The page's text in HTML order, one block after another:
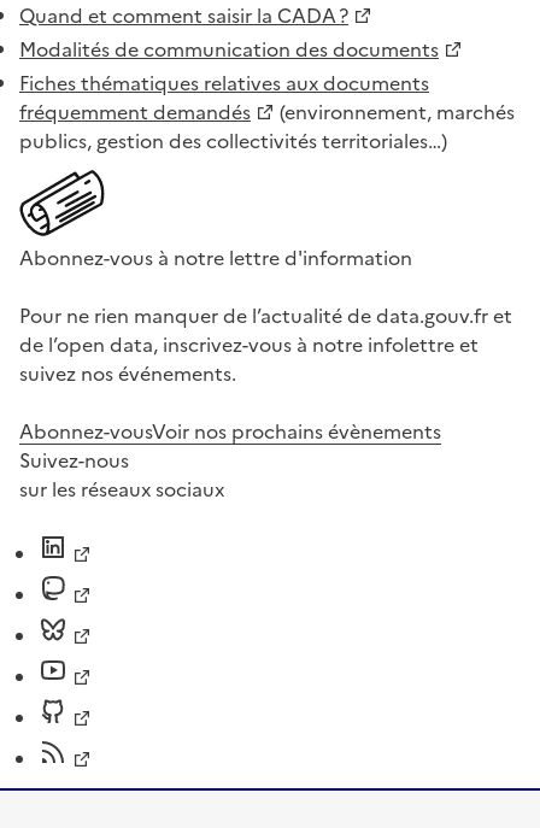
Quand et comment saisir la CADA ?
Modalités de communication des documents
Fiches thématiques relatives aux documents
fréquemment demandés
(environnement, marchés
publics, gestion des collectivités territoriales…)
Abonnez-vous à notre lettre d'information
Pour ne rien manquer de l’actualité de data.gouv.fr et
de l’open data, inscrivez-vous à notre infolettre et
suivez nos événements.
Abonnez-vousVoir nos prochains évènements
Suivez-nous
sur les réseaux sociaux